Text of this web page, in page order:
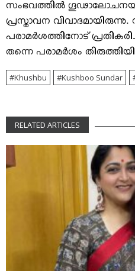
സംഭവത്തില്‍
പ്രസ്താവന
പരാമര്‍ശത്തിനോട്
തന്നെ പരാമര്‍ശം
Khushbu Kushboo Sundar
RELATED ARTICLES